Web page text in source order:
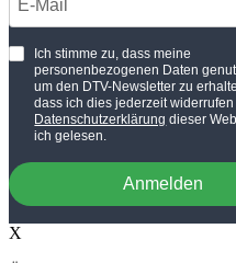
Ich stimme zu, dass meine
personenbezogenen Daten
um den DTV-Newsletter zu
dass ich dies jederzeit
Datenschutzerklärung dieser
ich gelesen.
Anmelden
X